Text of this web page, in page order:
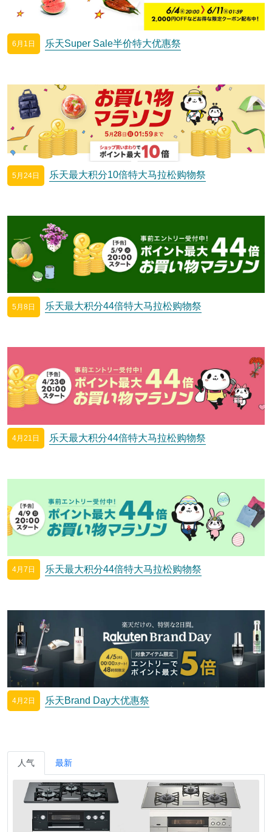
6月1日 乐天Super Sale半价特大优惠祭
5月24日 乐天最大积分10倍特大马拉松购物祭
5月8日 乐天最大积分44倍特大马拉松购物祭
4月21日 乐天最大积分44倍特大马拉松购物祭
4月7日 乐天最大积分44倍特大马拉松购物祭
4月2日 乐天Brand Day大优惠祭
人气 最新